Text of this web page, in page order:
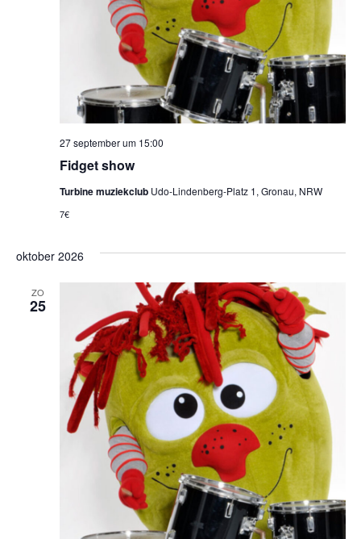
Fidget show
27 september um 15:00
Turbine muziekclub Udo-Lindenberg-Platz 1, Gronau, NRW
7€
oktober 2026
ZO
25